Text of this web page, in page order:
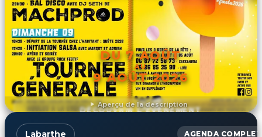
Aperçu de la description
DU 7 AOÛT
AU
9 AOÛT 2026
DÉCOUVRIR L'ÉVÉNEMENT
Labarthe AGENDA COMPLET